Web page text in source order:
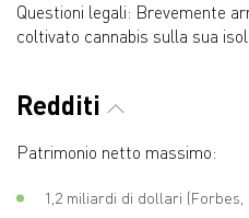
Questioni legali: Brevemente
coltivato cannabis sulla sua
Redditi
Patrimonio netto massimo:
1,2 miliardi di dollari (Forbes,